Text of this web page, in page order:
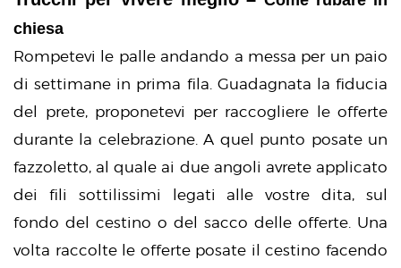
chiesa
Rompetevi le palle andando a messa per un paio
di settimane in prima fila. Guadagnata la fiducia
del prete, proponetevi per raccogliere le offerte
durante la celebrazione. A quel punto posate un
fazzoletto, al quale ai due angoli avrete applicato
dei fili sottilissimi legati alle vostre dita, sul
fondo del cestino o del sacco delle offerte. Una
volta raccolte le offerte posate il cestino facendo